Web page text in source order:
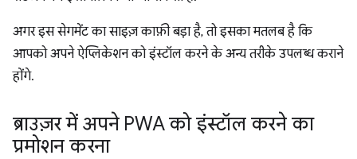
अगर इस सेगमेंट का साइज़ काफ़ी बड़ा है, तो इसका मतलब है कि
आपको अपने ऐप्लिकेशन को इंस्टॉल करने के अन्य तरीके उपलब्ध कराने
होंगे.
ब्राउज़र में अपने PWA को इंस्टॉल करने का
प्रमोशन करना